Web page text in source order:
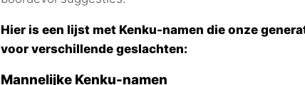
Hier is een lijst met Kenku-namen die onze
voor verschillende geslachten:
Mannelijke Kenku-namen